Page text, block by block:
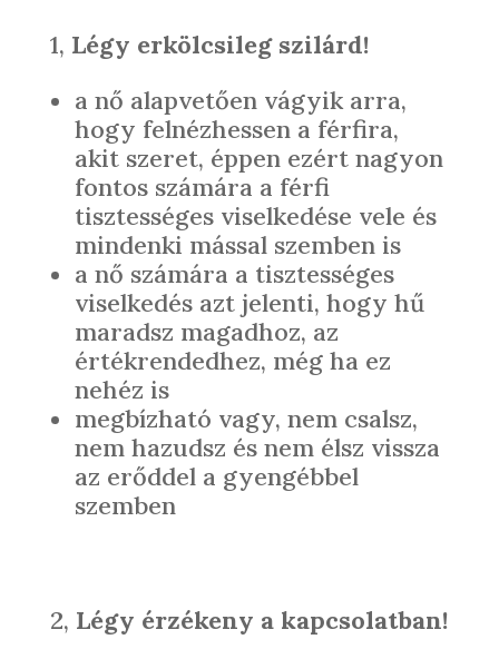
1, Légy erkölcsileg szilárd!
a nő alapvetően vágyik arra,
hogy felnézhessen a férfira,
akit szeret, éppen ezért nagyon
fontos számára a férfi
tisztességes viselkedése vele és
mindenki mással szemben is
a nő számára a tisztességes
viselkedés azt jelenti, hogy hű
maradsz magadhoz, az
értékrendedhez, még ha ez
nehéz is
megbízható vagy, nem csalsz,
nem hazudsz és nem élsz vissza
az erőddel a gyengébbel
szemben
2, Légy érzékeny a kapcsolatban!